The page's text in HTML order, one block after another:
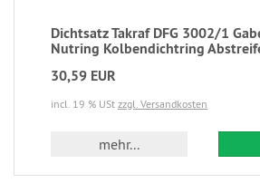
Dichtsatz Takraf DFG 3002/1
Nutring Kolbendichtring
30,59 EUR
incl. 19 % USt zzgl. Versandkosten
mehr...